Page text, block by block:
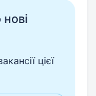
цієї